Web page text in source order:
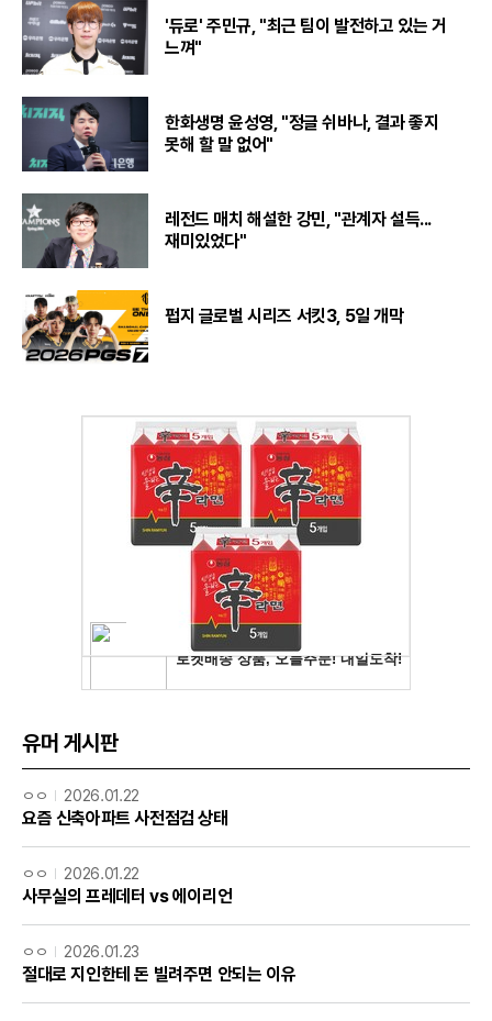
'듀로' 주민규, "최근 팀이 발전하고 있는 거
느껴"
한화생명 윤성영, "정글 쉬바나, 결과 좋지
못해 할 말 없어"
레전드 매치 해설한 강민, "관계자 설득...
재미있었다"
펍지 글로벌 시리즈 서킷3, 5일 개막
유머 게시판
ㅇㅇ 2026.01.22
요즘 신축아파트 사전점검 상태
ㅇㅇ 2026.01.22
사무실의 프레데터 vs 에이리언
ㅇㅇ 2026.01.23
절대로 지인한테 돈 빌려주면 안되는 이유